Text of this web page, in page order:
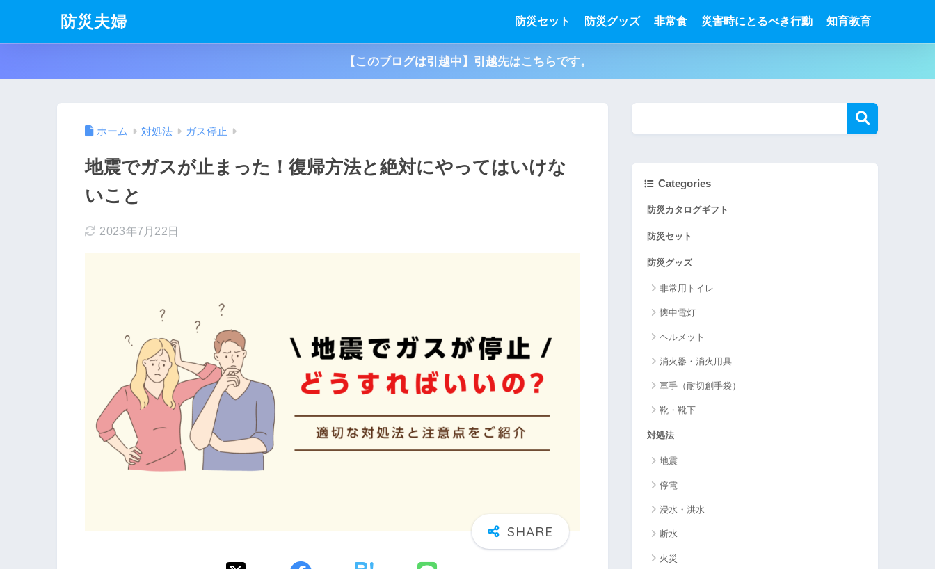
防災夫婦 防災セット 防災グッズ 非常食 災害時にとるべき行動 知育教育
【このブログは引越中】引越先はこちらです。
ホーム 対処法 ガス停止
地震でガスが止まった！復帰方法と絶対にやってはいけな
いこと
2023年7月22日
Categories
防災カタログギフト
防災セット
防災グッズ
非常用トイレ
懐中電灯
ヘルメット
消火器・消火用具
軍手（耐切創手袋）
靴・靴下
対処法
地震
停電
浸水・洪水
断水
火災